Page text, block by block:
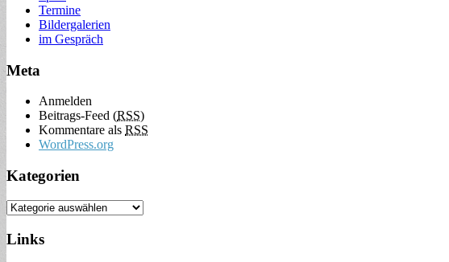
Termine
Bildergalerien
im Gespräch
Meta
Anmelden
Beitrags-Feed (RSS)
Kommentare als RSS
WordPress.org
Kategorien
Links